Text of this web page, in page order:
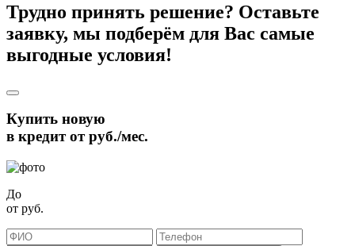
Трудно принять решение? Оставьте
заявку, мы подберём для Вас самые
выгодные условия!
Купить новую
в кредит отруб./мес.
До
от руб.